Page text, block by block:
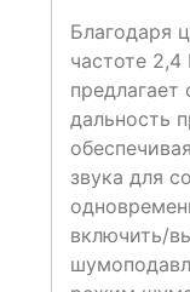
Благодаря
частоте 2,4
дальность
звука для
включить/